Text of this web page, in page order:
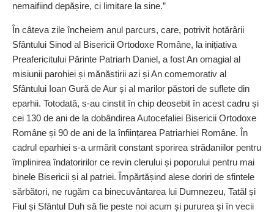
nemaifiind depăși­re, ci limitare la sine.”
În câteva zile încheiem anul parcurs, care, potrivit hotărârii
Sfântului Sinod al Bisericii Ortodoxe Române, la inițiativa
Preafericitului Părinte Patriarh Daniel, a fost An omagial al
misiunii parohiei și mănăstirii azi și An comemorativ al
Sfântului Ioan Gură de Aur și al marilor păstori de suflete din
eparhii. Totodată, s-au cinstit în chip deosebit în acest cadru și
cei 130 de ani de la dobândirea Autocefaliei Bisericii Ortodoxe
Române și 90 de ani de la înfiin­țarea Patriarhiei Române. În
cadrul eparhiei s-a urmărit constant sporirea strădaniilor pentru
împlinirea îndatoririlor ce revin clerului și poporului pentru mai
binele Bisericii și al patriei. Împărtă­șind alese doriri de sfintele
sărbători, ne rugăm ca binecuvântarea lui Dumnezeu, Tatăl și
Fiul și Sfântul Duh să fie peste noi acum și pururea și în vecii